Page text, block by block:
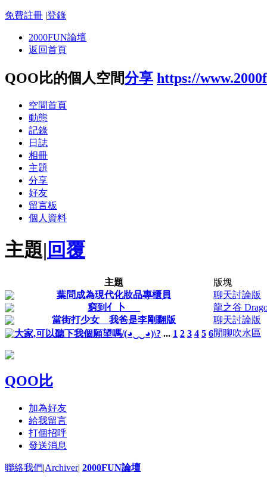
免費註冊 |登錄
2000FUN論壇
返回首頁
QOO比的個人空間分享 https://
空間首頁
動態
記錄
日誌
相冊
主題
分享
好友
留言板
個人資料
主題| 回覆
主題
版塊
葉問成為現代化妝品專櫃員
聊天討論版
窮到亻卜___
龍之谷
當街打少女 我爸是李剛翻版
聊天討論版
大家,可以聽下我個願望嗎/(◕‿‿◕)\? ... 1 2 3 4 5 6閒聊吹水區
QOO比
加為好友
給我留言
打個招呼
發送消息
聯絡我們|Archiver| 2000FUN論壇